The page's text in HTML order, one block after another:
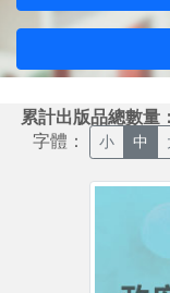
累計出版品總數量
字體： 小 中